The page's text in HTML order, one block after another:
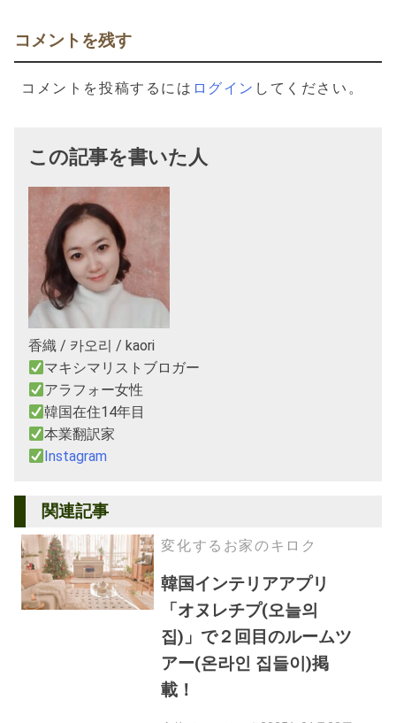
ー
シ
ョ
コメントを残す
コメントを投稿するには ログイン してください。
この記事を書いた人
香織 / 카오리 / kaori
マキシマリストブロガー
アラフォー女性
韓国在住14年目
本業翻訳家
Instagram
関連記事
変化するお家のキロク
韓国インテリアアプリ
「オヌレチプ(오늘의
집)」で２回目のルームツ
アー(온라인 집들이)掲
載！